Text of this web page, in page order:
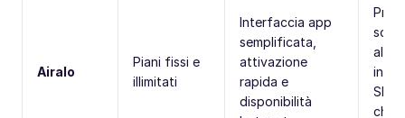
Airalo
Piani fissi e
illimitati
Interfaccia app
semplificata,
attivazione
rapida e
disponibilità
solo
SMS